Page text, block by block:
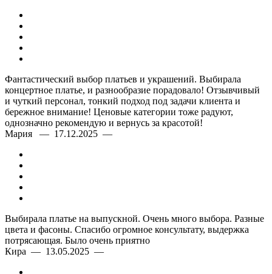
Фантастический выбор платьев и украшений. Выбирала
концертное платье, и разнообразие порадовало! Отзывчивый
и чуткий персонал, тонкий подход под задачи клиента и
бережное внимание! Ценовые категории тоже радуют,
однозначно рекомендую и вернусь за красотой!
Мария — 17.12.2025 —
Выбирала платье на выпускной. Очень много выбора. Разные
цвета и фасоны. Спасибо огромное консультату, выдержка
потрясающая. Было очень приятно
Кира — 13.05.2025 —